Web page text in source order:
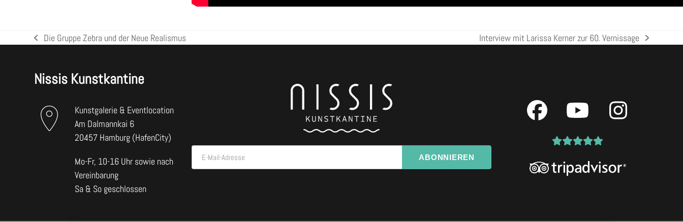
vorheriger
Die Gruppe Zebra und der Neue Realismus
Nächster
Interview mit Larissa Kerner zur 60. Vernissage
Nissis Kunstkantine
Kunstgalerie & Eventlocation
Am Dalmannkai 6
20457 Hamburg (HafenCity)
Mo-Fr, 10-16 Uhr sowie nach
Vereinbarung
Sa & So geschlossen
E-Mail-Adresse ABONNIEREN
Facebook
YouTube